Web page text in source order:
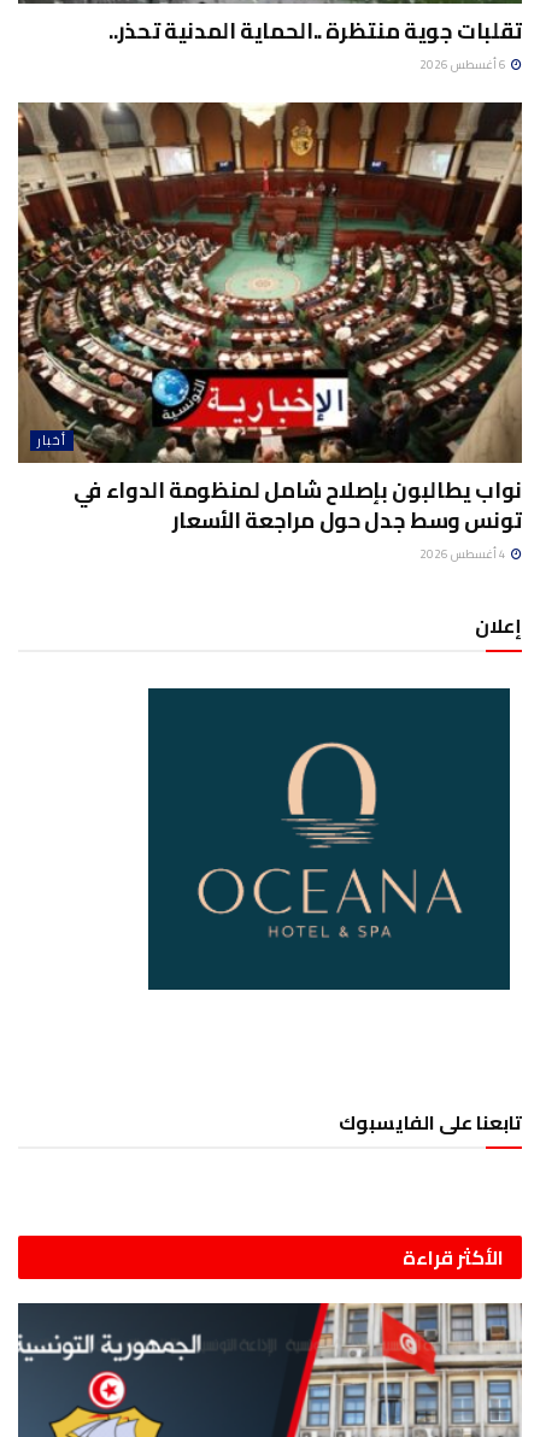
تقلبات جوية منتظرة ..الحماية المدنية تحذر..
أخبار
نواب يطالبون بإصلاح شامل لمنظومة الدواء في
تونس وسط جدل حول مراجعة الأسعار
إعلان
تابعنا على الفايسبوك
الأكثر قراءة